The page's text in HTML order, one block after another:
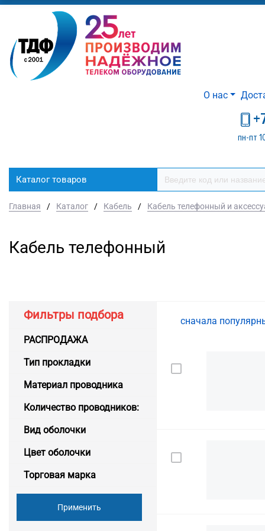
О нас
пн-пт
Каталог товаров
Главная / Каталог / Кабель / Кабель телефонный и
Кабель телефонный
сначала
Фильтры подбора
РАСПРОДАЖА
Тип прокладки
Материал проводника
Количество проводников:
Вид оболочки
Цвет оболочки
Торговая марка
Применить